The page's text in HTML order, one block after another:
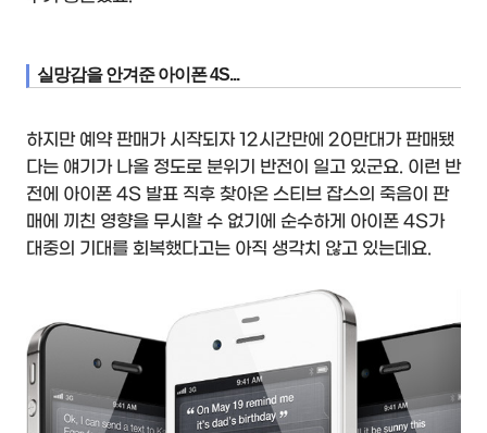
실망감을 안겨준 아이폰 4S...
하지만 예약 판매가 시작되자 12시간만에 20만대가 판매됐
다는 얘기가 나올 정도로 분위기 반전이 일고 있군요. 이런 반
전에 아이폰 4S 발표 직후 찾아온 스티브 잡스의 죽음이 판
매에 끼친 영향을 무시할 수 없기에 순수하게 아이폰 4S가
대중의 기대를 회복했다고는 아직 생각치 않고 있는데요.